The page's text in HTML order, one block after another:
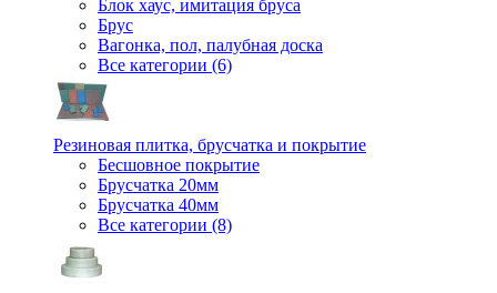
Блок хаус, имитация бруса
Брус
Вагонка, пол, палубная доска
Все категории (6)
Резиновая плитка, брусчатка и покрытие
Бесшовное покрытие
Брусчатка 20мм
Брусчатка 40мм
Все категории (8)